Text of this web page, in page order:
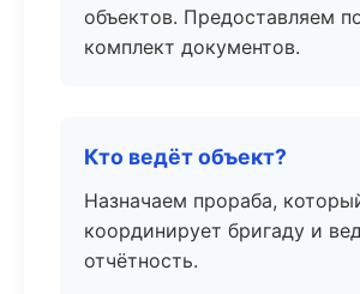
объектов. Предоставляем
комплект документов.
Кто ведёт объект?
Назначаем прораба,
координирует бригаду и
отчётность.